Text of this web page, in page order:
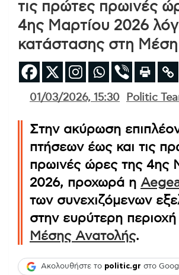
τις πρώτες πρωινές
4ης Μαρτίου 2026
κατάστασης στη
01/03/2026, 15:30 Politic
Στην ακύρωση
πτήσεων έως και τις
πρωινές ώρες της 4ης
2026, προχωρά η
των συνεχιζόμενων
στην ευρύτερη περιοχή
Μέσης Ανατολής.
Ακολουθήστε το politic.gr στο